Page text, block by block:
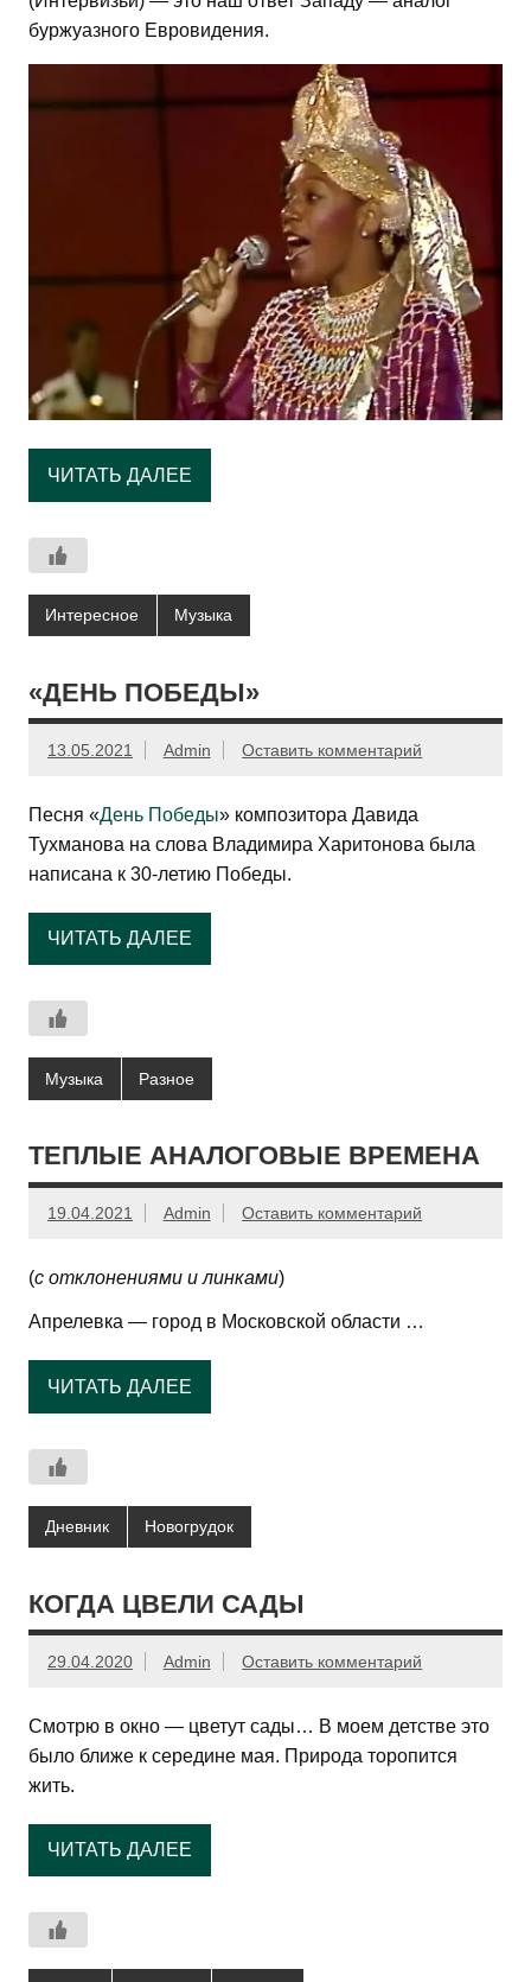
буржуазного Евровидения.
ЧИТАТЬ ДАЛЕЕ
Интересное Музыка
«ДЕНЬ ПОБЕДЫ»
13.05.2021 Admin Оставить комментарий
Песня «День Победы» композитора Давида
Тухманова на слова Владимира Харитонова была
написана к 30-летию Победы.
ЧИТАТЬ ДАЛЕЕ
Музыка Разное
ТЕПЛЫЕ АНАЛОГОВЫЕ ВРЕМЕНА
19.04.2021 Admin Оставить комментарий
(с отклонениями и линками)
Апрелевка — город в Московской области …
ЧИТАТЬ ДАЛЕЕ
Дневник Новогрудок
КОГДА ЦВЕЛИ САДЫ
29.04.2020 Admin Оставить комментарий
Смотрю в окно — цветут сады… В моем детстве это
было ближе к середине мая. Природа торопится
жить.
ЧИТАТЬ ДАЛЕЕ